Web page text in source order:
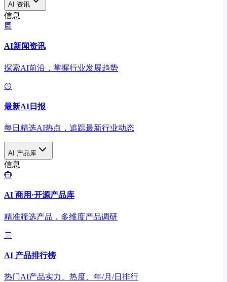
AI 资讯
信息
AI新闻资讯
探索AI前沿，掌握行业发展趋势
最新AI日报
每日精选AI热点，追踪最新行业动态
AI 产品库
信息
AI 商用·开源产品库
精准筛选产品，多维度产品调研
AI 产品排行榜
热门AI产品实力、热度、年/月/日排行